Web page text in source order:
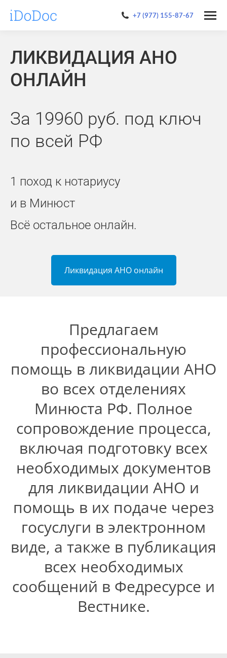
+7 (977) 155-87-67
ЛИКВИДАЦИЯ АНО
ОНЛАЙН
За 19960 руб. под ключ
по всей РФ
1 поход к нотариусу
и в Минюст
Всё остальное онлайн.
Ликвидация АНО онлайн
Предлагаем
профессиональную
помощь в ликвидации АНО
во всех отделениях
Минюста РФ. Полное
сопровождение процесса,
включая подготовку всех
необходимых документов
для ликвидации АНО и
помощь в их подаче через
госуслуги в электронном
виде, а также в публикация
всех необходимых
сообщений в Федресурсе и
Вестнике.